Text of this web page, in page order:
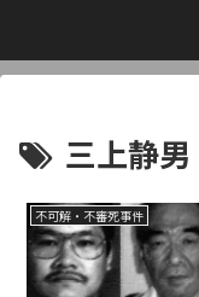
三上静男
不可解・不審死事件